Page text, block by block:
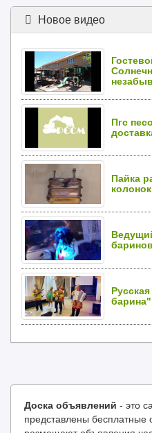
Новое видео
Пгс
Пайка
колонок
баринов
барина"
Доска объявлений - это
представлены